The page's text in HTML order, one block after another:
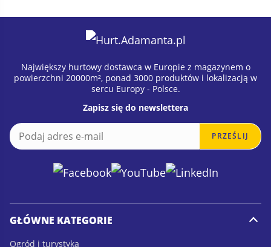
Największy hurtowy dostawca w Europie z magazynem o
powierzchni 20000m², ponad 3000 produktów i lokalizacją w
sercu Europy - Polsce.
Zapisz się do newslettera
a
i
l
E
m
PRZEŚLIJ
GŁÓWNE KATEGORIE
Ogród i turystyka